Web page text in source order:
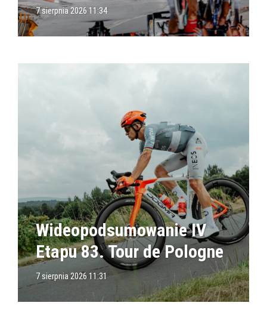
7 sierpnia 2026 11:34
Wideopodsumowanie IV
Etapu 83. Tour de Pologne
7 sierpnia 2026 11:31